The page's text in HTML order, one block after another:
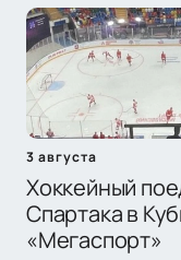
3 августа
Хоккейный
Спартака в
«Мегаспорт»